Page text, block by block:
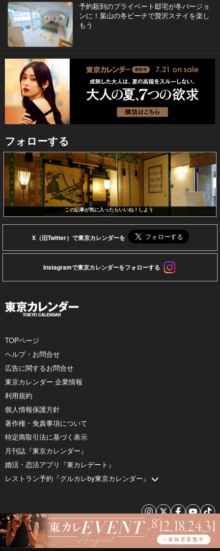
予約殺到のプライベート邸宅が冬バージョ
ンに！葉山の冬ビーチで贅沢ステイを楽し
もう
フォローする
この記事が気に入ったらいいね！しよう
X（旧Twitter）で東京カレンダーを
Instagramで東京カレンダーをフォローする
TOPページ
ヘルプ・お問合せ
広告に関するお問合せ
東京カレンダー 企業情報
利用規約
個人情報保護方針
著作権・免責事項について
特定商取引法に基づく表示
月刊誌『東京カレンダー』
婚活・恋活アプリ『東カレデート』
レストラン予約『グルカレby東京カレンダー』
© 2026 by Tokyo Calendar, Inc.